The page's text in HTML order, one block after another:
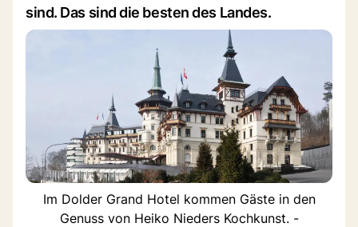
sind. Das sind die besten des Landes.
Im Dolder Grand Hotel kommen Gäste in den
Genuss von Heiko Nieders Kochkunst. -